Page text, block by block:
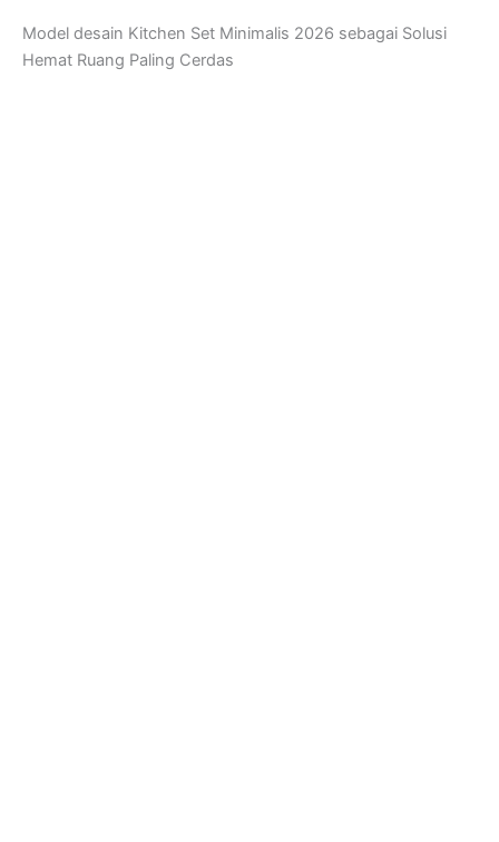
Model desain Kitchen Set Minimalis 2026 sebagai Solusi
Hemat Ruang Paling Cerdas